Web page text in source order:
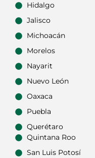
Hidalgo
Jalisco
Michoacán
Morelos
Nayarit
Nuevo León
Oaxaca
Puebla
Querétaro
Quintana Roo
San Luis Potosí